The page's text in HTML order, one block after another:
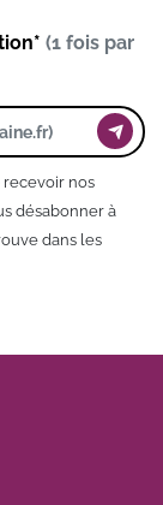
(1 fois par
recevoir nos
désabonner à
dans les